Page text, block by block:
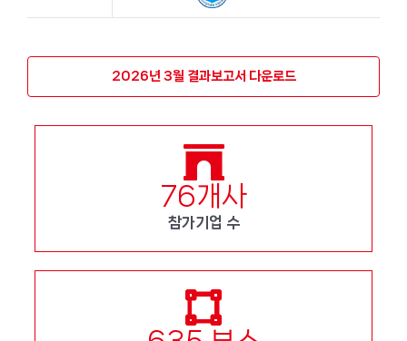
2026년 3월 결과보고서 다운로드
76개사
참가기업 수